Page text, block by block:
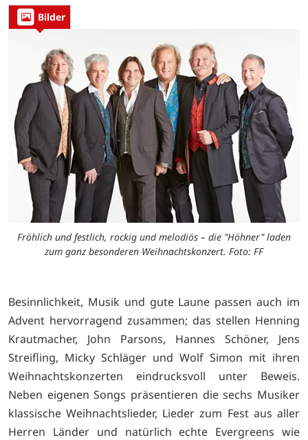
Bilder
Fröhlich und festlich, rockig und melodiös – die "Höhner" laden
zum ganz besonderen Weihnachtskonzert. Foto: FF
Besinnlichkeit, Musik und gute Laune passen auch im
Advent hervorragend zusammen; das stellen Henning
Krautmacher, John Parsons, Hannes Schöner, Jens
Streifling, Micky Schläger und Wolf Simon mit ihren
Weihnachtskonzerten eindrucksvoll unter Beweis.
Neben eigenen Songs präsentieren die sechs Musiker
klassische Weihnachtslieder, Lieder zum Fest aus aller
Herren Länder und natürlich echte Evergreens wie